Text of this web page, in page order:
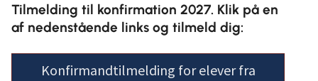
Tilmelding til konfirmation 2027. Klik på en
af nedenstående links og tilmeld dig:
Konfirmandtilmelding for elever fra